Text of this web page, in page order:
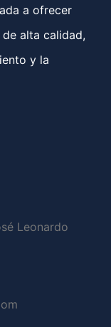
a ofrecer
alta calidad,
y la
Leonardo